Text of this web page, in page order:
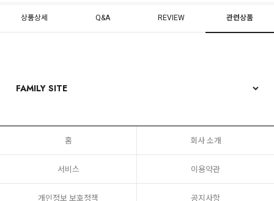
상품상세 Q&A REVIEW 관련상품
홈 회사 소개
서비스 이용약관
개인정보 보호정책 공지사항